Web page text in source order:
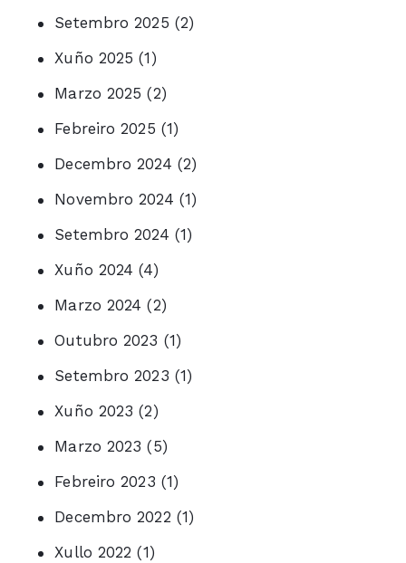
Setembro 2025 (2)
Xuño 2025 (1)
Marzo 2025 (2)
Febreiro 2025 (1)
Decembro 2024 (2)
Novembro 2024 (1)
Setembro 2024 (1)
Xuño 2024 (4)
Marzo 2024 (2)
Outubro 2023 (1)
Setembro 2023 (1)
Xuño 2023 (2)
Marzo 2023 (5)
Febreiro 2023 (1)
Decembro 2022 (1)
Xullo 2022 (1)